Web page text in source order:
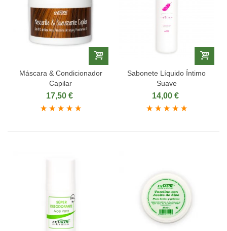
Máscara & Condicionador
Capilar
17,50 €
Sabonete Líquido Íntimo
Suave
14,00 €